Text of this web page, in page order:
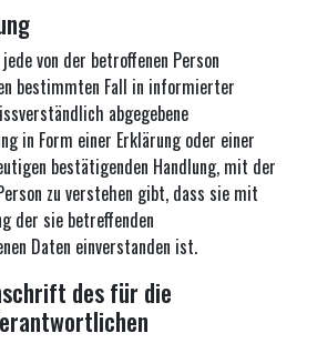
von der betroffenen Person
bestimmten Fall in informierter
abgegebene
in Form einer Erklärung oder einer
bestätigenden Handlung, mit der
zu verstehen gibt, dass sie mit
der sie betreffenden
Daten einverstanden ist.
des für die